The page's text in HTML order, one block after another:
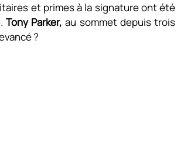
et primes à la signature ont été
Tony Parker, au sommet depuis trois
?